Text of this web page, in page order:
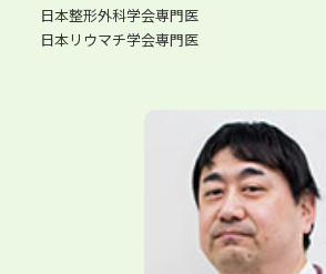
日本整形外科学会専門医
日本リウマチ学会専門医